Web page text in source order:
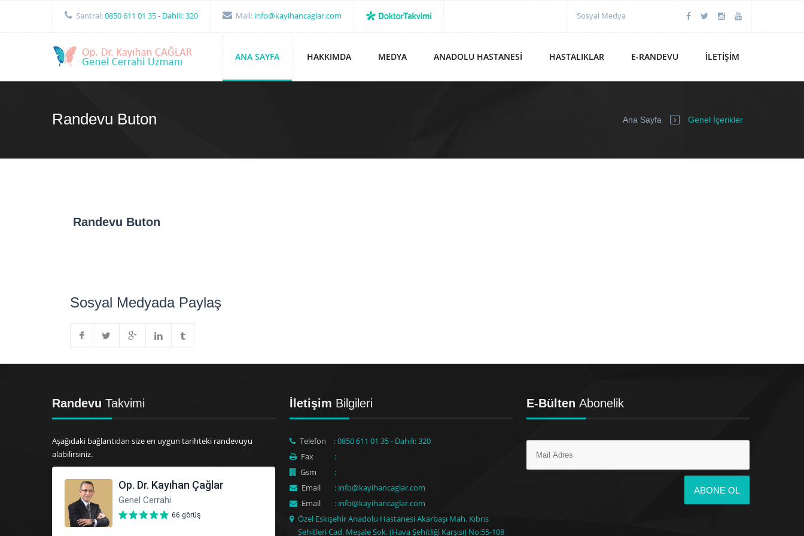
Santral:0850 611 01 35- Dahili: 320 Mail: info@kayihancaglar.com Sosyal Medya
ANA SAYFA HAKKIMDA MEDYA ANADOLU HASTANESI HASTALIKLAR E-RANDEVU İLETIŞIM
Randevu Buton Ana Sayfa Genel İçerikler
Randevu Buton
Sosyal Medyada Paylaş
Randevu Takvimi
Aşağıdaki bağlantıdan size en uygun tarihteki randevuyu
alabilirsiniz.
İletişim Bilgileri
Telefon
: 0850 611 01 35 - Dahili: 320
Fax
:
Gsm
:
Email
: info@kayihancaglar.com
Email
: info@kayihancaglar.com
Özel Eskişehir Anadolu Hastanesi Akarbaşı Mah. Kıbrıs
Şehitleri Cad. Meşale Sok. (Hava Şehitliği Karşısı) No:55-108
E-BültenAbonelik